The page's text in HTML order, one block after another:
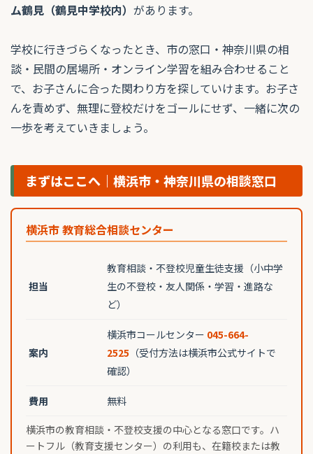
ム鶴見（鶴見中学校内） があります。
学校に行きづらくなったとき、市の窓口・神奈川県の相
談・民間の居場所・オンライン学習を組み合わせること
で、お子さんに合った関わり方を探していけます。お子さ
んを責めず、無理に登校だけをゴールにせず、一緒に次の
一歩を考えていきましょう。
まずはここへ｜横浜市・神奈川県の相談窓口
横浜市 教育総合相談センター
担当
教育相談・不登校児童生徒支援（小中学
生の不登校・友人関係・学習・進路な
ど）
案内
横浜市コールセンター 045-664-
2525 （受付方法は横浜市公式サイトで
確認）
費用 無料
横浜市の教育相談・不登校支援の中心となる窓口です。ハ
ートフル（教育支援センター）の利用も、在籍校または教